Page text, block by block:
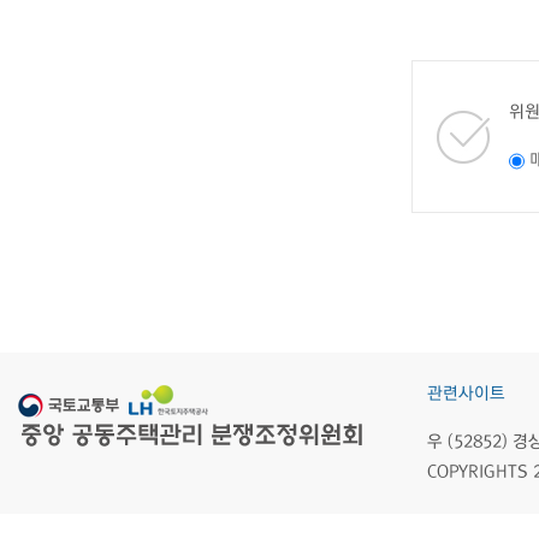
위
관련사이트
우 (52852) 경
COPYRIGHTS